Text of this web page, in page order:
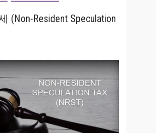
(Non-Resident Speculation